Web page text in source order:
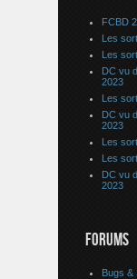
FCBD
Les
Les
DC vu
2023
Les
DC vu
2023
Les
Les
DC vu
2023
FORUMS
Bugs &